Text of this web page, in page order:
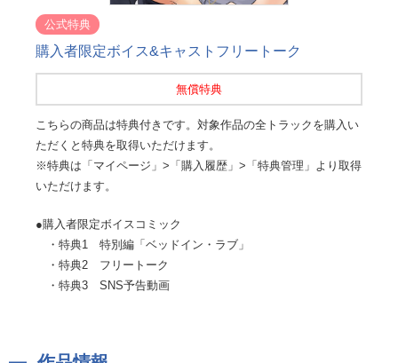
公式特典
購入者限定ボイス&キャストフリートーク
無償特典
こちらの商品は特典付きです。対象作品の全トラックを購入い
ただくと特典を取得いただけます。
※特典は「マイページ」>「購入履歴」>「特典管理」より取得
いただけます。
●購入者限定ボイスコミック
・特典1 特別編「ベッドイン・ラブ」
・特典2 フリートーク
・特典3 SNS予告動画